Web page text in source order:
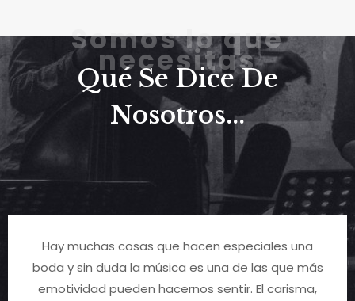
Somos lo que
necesitas
Qué Se Dice De
Nosotros...
Hay muchas cosas que hacen especiales una
boda y sin duda la música es una de las que más
emotividad pueden hacernos sentir. El carisma,